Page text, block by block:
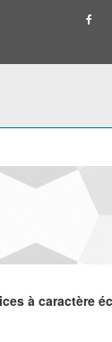
à caractère